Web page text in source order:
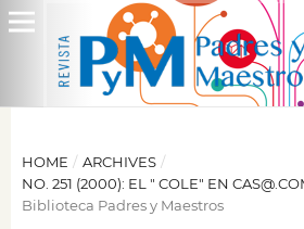
HOME / ARCHIVES /
NO. 251 (2000): EL " COLE" EN
Biblioteca Padres y Maestros